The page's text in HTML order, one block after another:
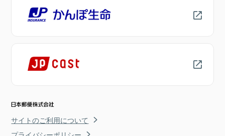
サイトのご利用について